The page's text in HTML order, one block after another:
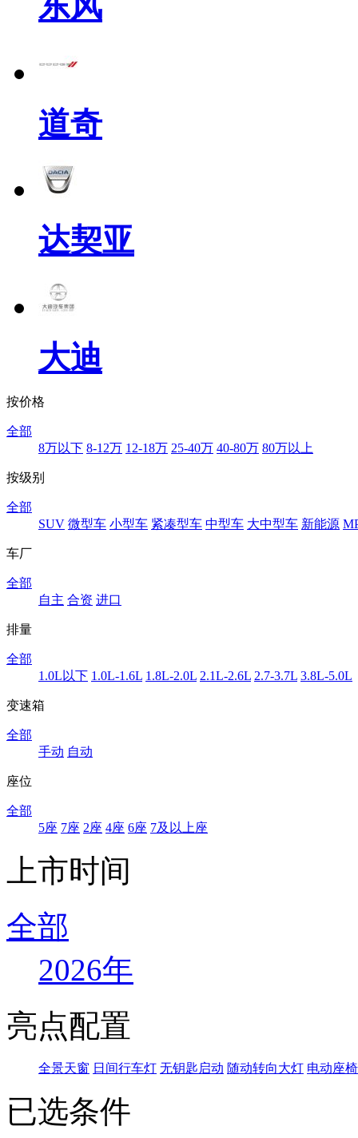
道奇
达契亚
大迪
按价格
全部
8万以下 8-12万 12-18万 25-40万 40-80万 80万以上
按级别
全部
SUV 微型车 小型车 紧凑型车 中型车 大中型车 新能源
车厂
全部
自主 合资 进口
排量
全部
1.0L以下 1.0L-1.6L 1.8L-2.0L 2.1L-2.6L 2.7-3.7L 3.8L-5.0L
变速箱
全部
手动 自动
座位
全部
5座 7座 2座 4座 6座 7及以上座
上市时间
全部
2026年
亮点配置
全景天窗 日间行车灯 无钥匙启动 随动转向大灯 电动座椅
已选条件